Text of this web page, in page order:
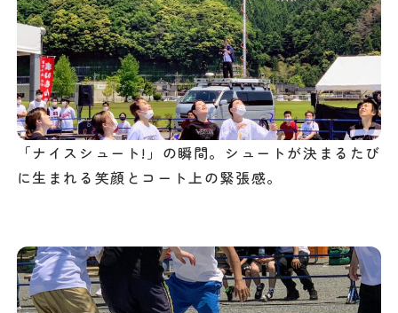
「ナイスシュート!」の瞬間。シュートが決まるたび
に生まれる笑顔とコート上の緊張感。